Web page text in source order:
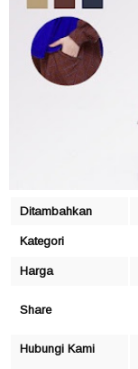
Ditambahkan
Kategori
Harga
Share
Hubungi Kami